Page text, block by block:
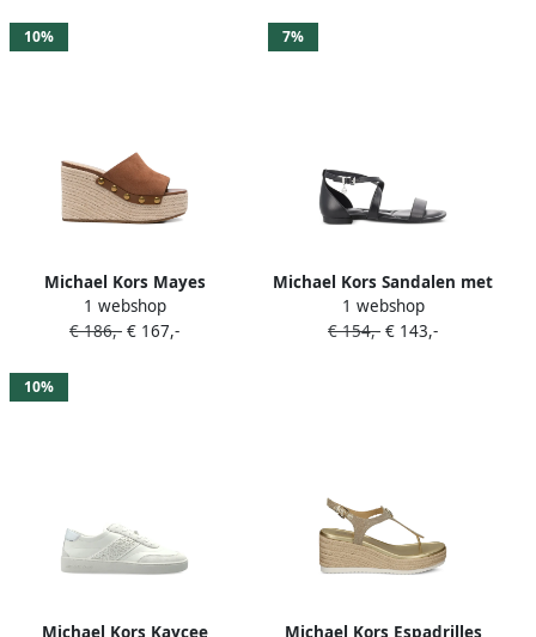
10%
Michael Kors Mayes
espadrilles verfraaid met
studs en sleehak Bruin
1 webshop
€ 186,- € 167,-
7%
Michael Kors Sandalen met
gekruist bedel Zwart
1 webshop
€ 154,- € 143,-
10%
Michael Kors Kaycee Michael Kors Espadrilles